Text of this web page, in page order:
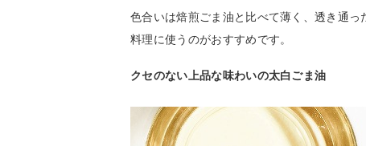
色合いは焙煎ごま油と比べて薄く、透き通
料理に使うのがおすすめです。
クセのない上品な味わいの太白ごま油